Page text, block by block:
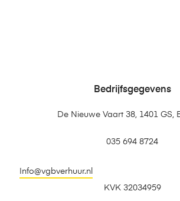
Bedrijfsgegevens
De Nieuwe Vaart 38, 1401 GS,
035 694 8724
Info@vgbverhuur.nl
KVK 32034959